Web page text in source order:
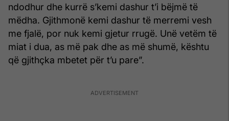
ndodhur dhe kurrë s’kemi dashur t’i bëjmë të
mëdha. Gjithmonë kemi dashur të merremi vesh
me fjalë, por nuk kemi gjetur rrugë. Unë vetëm të
miat i dua, as më pak dhe as më shumë, kështu
që gjithçka mbetet për t’u pare”.